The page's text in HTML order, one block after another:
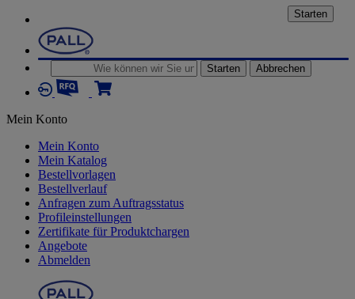
Starten Abbrechen
Mein Konto
Mein Konto
Mein Katalog
Bestellvorlagen
Bestellverlauf
Anfragen zum Auftragsstatus
Profileinstellungen
Zertifikate für Produktchargen
Angebote
Abmelden
Starten